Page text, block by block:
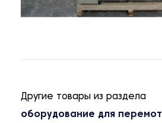
Другие товары из раздела
оборудование для